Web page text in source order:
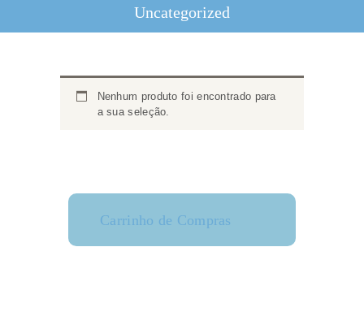
Uncategorized
Nenhum produto foi encontrado para
a sua seleção.
Carrinho de Compras